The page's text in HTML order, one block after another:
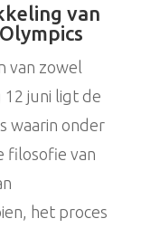
van
van zowel
12 juni ligt de
waarin onder
filosofie van
het proces